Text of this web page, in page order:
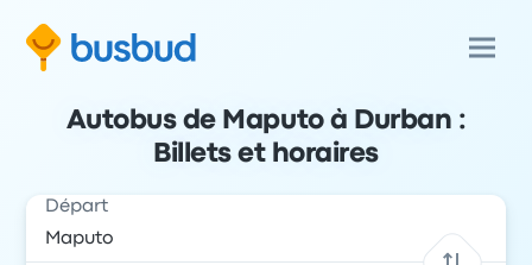
Autobus de Maputo à Durban :
Billets et horaires
Départ